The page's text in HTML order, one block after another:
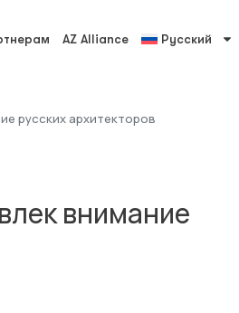
AZ Alliance Русский
русских архитекторов
внимание